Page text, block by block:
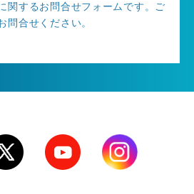
関するお問合せフォームです。ご
問合せください。